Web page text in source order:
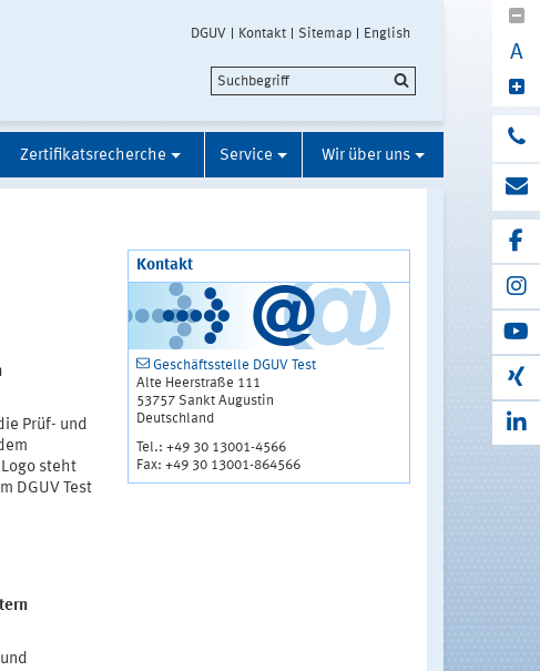
DGUV Kontakt Sitemap English
A
Zertifikatsrecherche Service Wir über uns
Prüf- und
Logo steht
DGUV Test
Kontakt
Geschäftsstelle DGUV Test
Alte Heerstraße 111
53757 Sankt Augustin
Deutschland
Tel.: +49 30 13001-4566
Fax: +49 30 13001-864566